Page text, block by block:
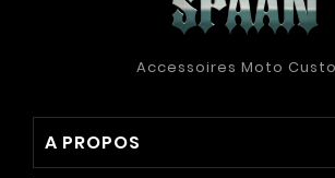
Accessoires Moto
A PROPOS